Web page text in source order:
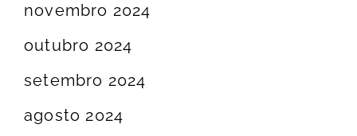
novembro 2024
outubro 2024
setembro 2024
agosto 2024